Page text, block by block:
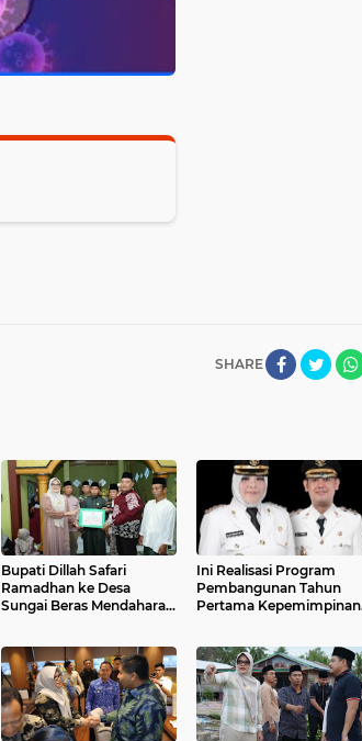
SHARE
Bupati Dillah Safari
Ramadhan ke Desa
Sungai Beras Mendahara
Ini Realisasi Program
Pembangunan Tahun
Pertama Kepemimpinan